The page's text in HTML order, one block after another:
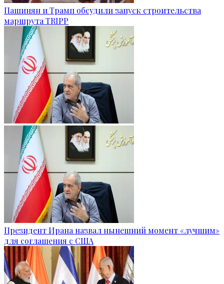
Пашинян и Трамп обсудили запуск строительства
маршрута TRIPP
Президент Ирана назвал нынешний момент «лучшим»
для соглашения с США